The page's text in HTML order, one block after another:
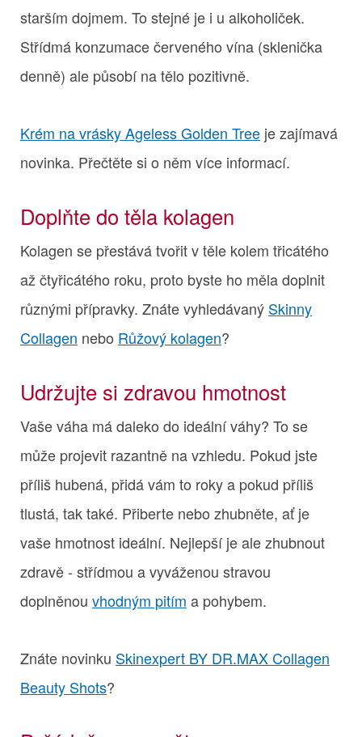
starším dojmem. To stejné je i u alkoholiček.
Střídmá konzumace červeného vína (sklenička
denně) ale působí na tělo pozitivně.
Krém na vrásky Ageless Golden Tree je zajímavá
novinka. Přečtěte si o něm více informací.
Doplňte do těla kolagen
Kolagen se přestává tvořit v těle kolem třicátého
až čtyřicátého roku, proto byste ho měla doplnit
různými přípravky. Znáte vyhledávaný Skinny
Collagen nebo Růžový kolagen?
Udržujte si zdravou hmotnost
Vaše váha má daleko do ideální váhy? To se
může projevit razantně na vzhledu. Pokud jste
příliš hubená, přidá vám to roky a pokud příliš
tlustá, tak také. Přiberte nebo zhubněte, ať je
vaše hmotnost ideální. Nejlepší je ale zhubnout
zdravě - střídmou a vyváženou stravou
doplněnou vhodným pitím a pohybem.
Znáte novinku Skinexpert BY DR.MAX Collagen
Beauty Shots?